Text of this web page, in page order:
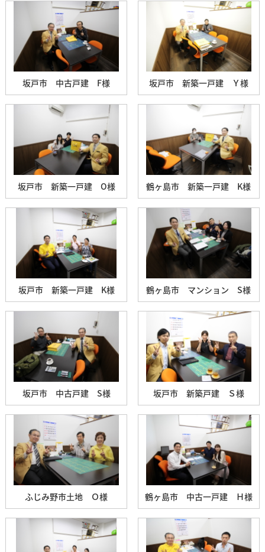
坂戸市 中古戸建 F様 坂戸市 新築一戸建 Ｙ様
坂戸市 新築一戸建 O様 鶴ヶ島市 新築一戸建 K様
坂戸市 新築一戸建 K様 鶴ヶ島市 マンション S様
坂戸市 中古戸建 S様 坂戸市 新築戸建 Ｓ様
ふじみ野市土地 Ｏ様 鶴ヶ島市 中古一戸建 Ｈ様